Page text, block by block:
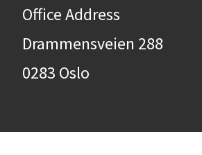
Office Address
Drammensveien 288
0283 Oslo